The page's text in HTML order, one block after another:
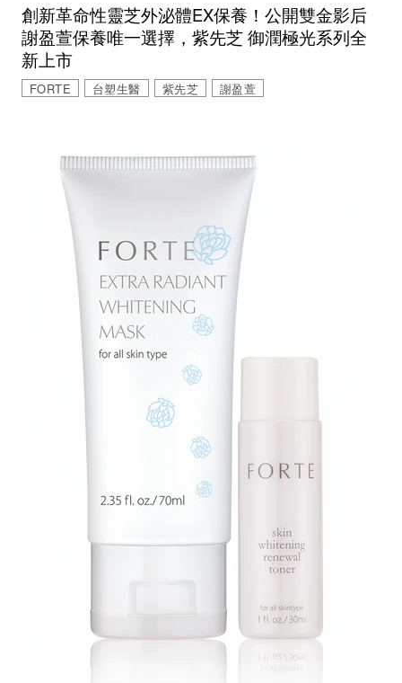
創新革命性靈芝外泌體EX保養！公開雙金影后
謝盈萱保養唯一選擇，紫先芝 御潤極光系列全
新上市
FORTE 台塑生醫 紫先芝 謝盈萱